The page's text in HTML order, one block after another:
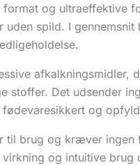
format og ultraeffektive
spild. I
afkalkningsmidler,
stoffer. Det udsender
og
til brug og kræver ingen
og intuitive